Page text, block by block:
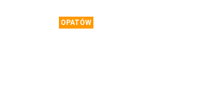
OPATÓW